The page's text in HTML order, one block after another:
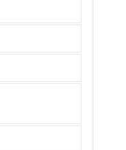
で容易に解
資源循環型
、リサイク
ス）するほ